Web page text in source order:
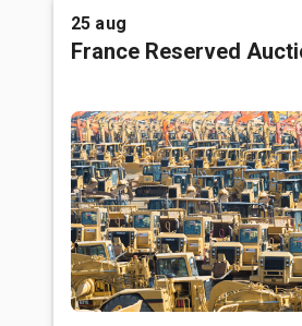
25 aug
France Reserved